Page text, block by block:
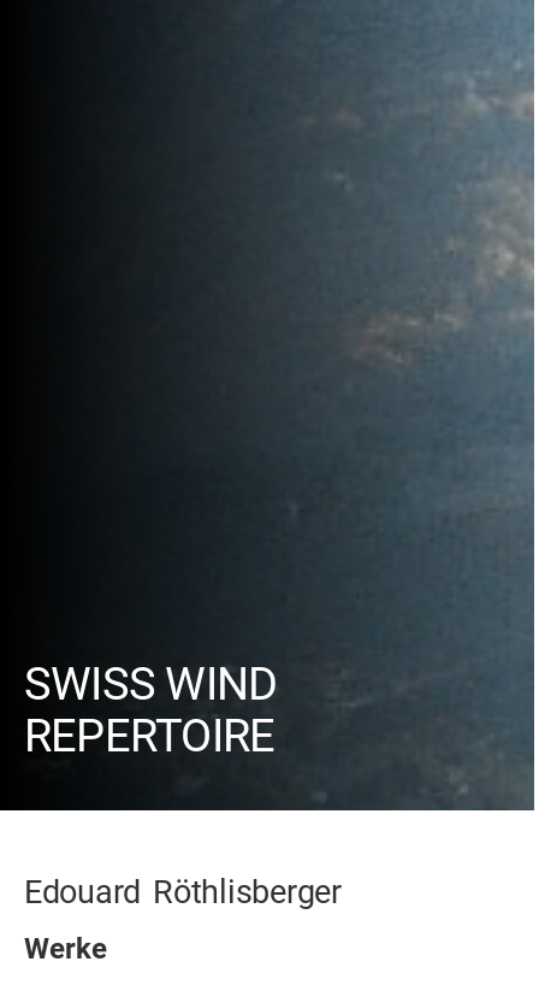
SWISS WIND
REPERTOIRE
Edouard Röthlisberger
Werke